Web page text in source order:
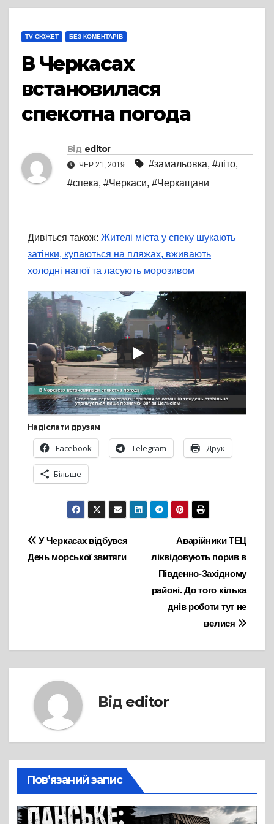
TV СЮЖЕТ БЕЗ КОМЕНТАРІВ
В Черкасах
встановилася
спекотна погода
Від editor
ЧЕР 21, 2019 #замальовка, #літо,
#спека, #Черкаси, #Черкащани
Дивіться також: Жителі міста у спеку шукають
затінки, купаються на пляжах, вживають
холодні напої та ласують морозивом
Надіслати друзям
Facebook Telegram Друк
Більше
Навігація
записів
Аварійники ТЕЦ
ліквідовують порив в
Південно-Західному
районі. До того кілька
днів роботи тут не
велися
У Черкасах відбувся
День морської звитяги
Від editor
Пов’язаний запис